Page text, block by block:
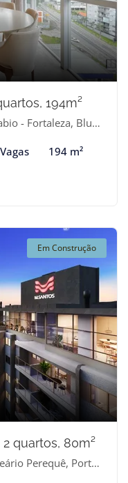
194m²
Blumenau-SC
194 m²
Em Construção
quartos, 80m²
Porto Belo-SC